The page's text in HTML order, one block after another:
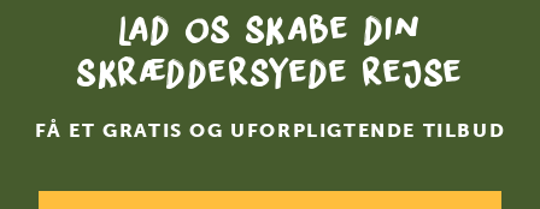
Lad os skabe din
skræddersyede rejse
FÅ ET GRATIS OG UFORPLIGTENDE TILBUD